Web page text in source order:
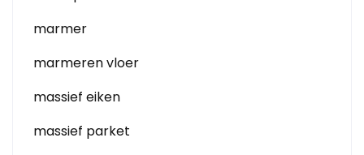
marmer
marmeren vloer
massief eiken
massief parket